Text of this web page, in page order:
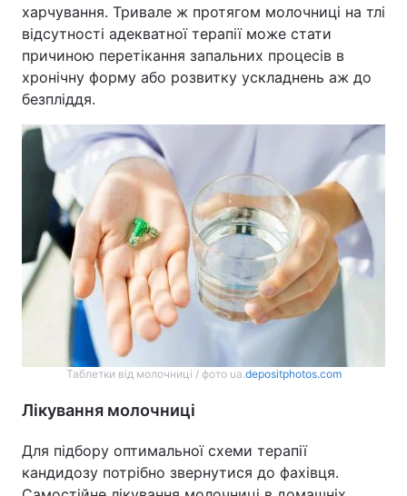
харчування. Тривале ж протягом молочниці на тлі
відсутності адекватної терапії може стати
причиною перетікання запальних процесів в
хронічну форму або розвитку ускладнень аж до
безпліддя.
Таблетки від молочниці / фото ua.depositphotos.com
Лікування молочниці
Для підбору оптимальної схеми терапії
кандидозу потрібно звернутися до фахівця.